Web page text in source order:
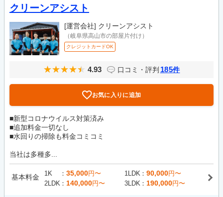
クリーンアシスト
[運営会社] クリーンアシスト
（岐阜県高山市の部屋片付け）
クレジットカードOK
4.93 口コミ・評判 185件
お気に入りに追加
■新型コロナウイルス対策済み
■追加料金一切なし
■水回りの掃除も料金コミコミ
当社は多種多...
基本料金 1K 35,000円〜 1LDK 90,000円〜
2LDK
140,000円〜 3LDK 190,000円〜